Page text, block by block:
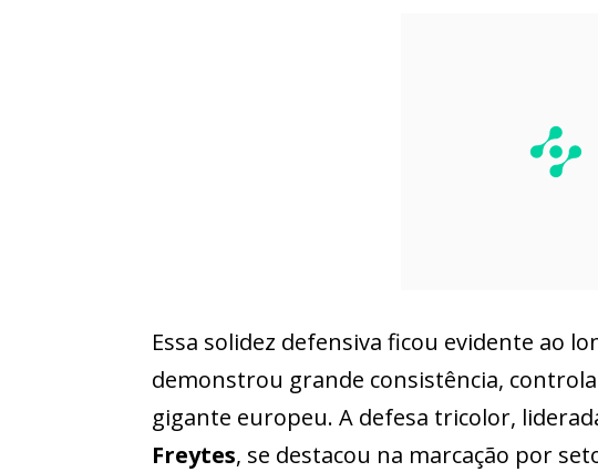
Essa solidez defensiva ficou evidente ao
demonstrou grande consistência,
gigante europeu. A defesa tricolor,
Freytes, se destacou na marcação por